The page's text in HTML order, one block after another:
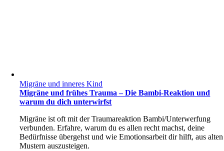
Migräne und inneres Kind
Migräne und frühes Trauma – Die Bambi-Reaktion und
warum du dich unterwirfst
Migräne ist oft mit der Traumareaktion Bambi/Unterwerfung
verbunden. Erfahre, warum du es allen recht machst, deine
Bedürfnisse übergehst und wie Emotionsarbeit dir hilft, aus alten
Mustern auszusteigen.